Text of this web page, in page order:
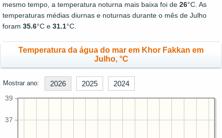
mesmo tempo, a temperatura noturna mais baixa foi de 26°C. As
temperaturas médias diurnas e noturnas durante o mês de Julho
foram 35.6°C e 31.1°C.
Temperatura da água do mar em Khor Fakkan em
Julho, °C
Mostrar ano: 2026 2025 2024
37
39